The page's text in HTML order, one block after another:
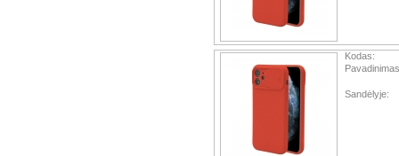
Kodas:
Sandėlyje: